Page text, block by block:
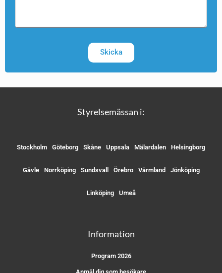
Skicka
Styrelsemässan i:
Stockholm Göteborg Skåne Uppsala Mälardalen Helsingborg
Gävle Norrköping Sundsvall Örebro Värmland Jönköping
Linköping Umeå
Information
Program 2026